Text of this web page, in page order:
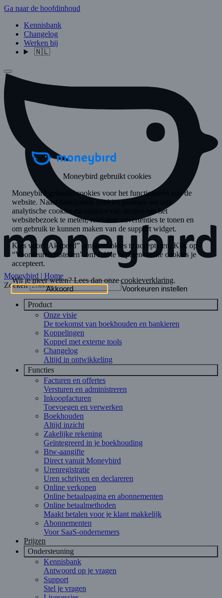
Ga naar de hoofdinhoud
Kennisbank
Changelog
Werken bij
🇳🇱
Moneybird | Home
Zoeken
Product
Onze visie
De toekomst van boekhouden en bankieren
Koppelingen
Koppel met externe tools
Changelog
Altijd in ontwikkeling
Functies
Facturen en offertes
Versturen en administreren
Inkoopfacturen
Toevoegen en verwerken
Boekhouden
Altijd inzicht
Zakelijke rekening
Geïntegreerd in je boekhouding
Btw-aangifte
Direct vanuit Moneybird
Urenregistratie
Uren schrijven en declareren
Online verkopen
Online betaalpagina en abonnementen
Online betaalmethoden
Maakt betalen voor je klant makkelijk
Abonnementen
Voor SaaS-ondernemers
Prijzen
Ondersteuning
Kennisbank
Antwoord op je vragen
Support
Stel je vragen